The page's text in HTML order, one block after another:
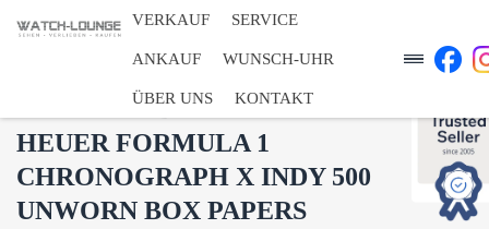
VERKAUF SERVICE
ANKAUF WUNSCH-UHR
ÜBER UNS KONTAKT
CAZ101AW.BA0842 - TAG
HEUER FORMULA 1
CHRONOGRAPH X INDY 500
UNWORN BOX PAPERS